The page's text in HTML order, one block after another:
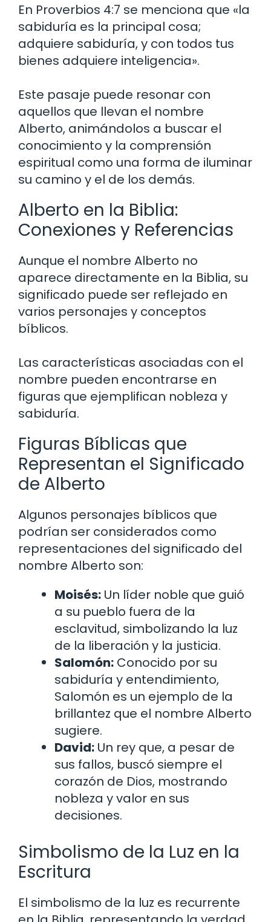
En Proverbios 4:7 se menciona que «la
sabiduría es la principal cosa;
adquiere sabiduría, y con todos tus
bienes adquiere inteligencia».
Este pasaje puede resonar con
aquellos que llevan el nombre
Alberto, animándolos a buscar el
conocimiento y la comprensión
espiritual como una forma de iluminar
su camino y el de los demás.
Alberto en la Biblia:
Conexiones y Referencias
Aunque el nombre Alberto no
aparece directamente en la Biblia, su
significado puede ser reflejado en
varios personajes y conceptos
bíblicos.
Las características asociadas con el
nombre pueden encontrarse en
figuras que ejemplifican nobleza y
sabiduría.
Figuras Bíblicas que
Representan el Significado
de Alberto
Algunos personajes bíblicos que
podrían ser considerados como
representaciones del significado del
nombre Alberto son:
Moisés: Un líder noble que guió
a su pueblo fuera de la
esclavitud, simbolizando la luz
de la liberación y la justicia.
Salomón: Conocido por su
sabiduría y entendimiento,
Salomón es un ejemplo de la
brillantez que el nombre Alberto
sugiere.
David: Un rey que, a pesar de
sus fallos, buscó siempre el
corazón de Dios, mostrando
nobleza y valor en sus
decisiones.
Simbolismo de la Luz en la
Escritura
El simbolismo de la luz es recurrente